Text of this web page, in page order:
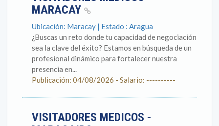
MARACAY
Ubicación: Maracay | Estado : Aragua
¿Buscas un reto donde tu capacidad de negociación
sea la clave del éxito? Estamos en búsqueda de un
profesional dinámico para fortalecer nuestra
presencia en...
Publicación: 04/08/2026 - Salario: ----------
VISITADORES MEDICOS -